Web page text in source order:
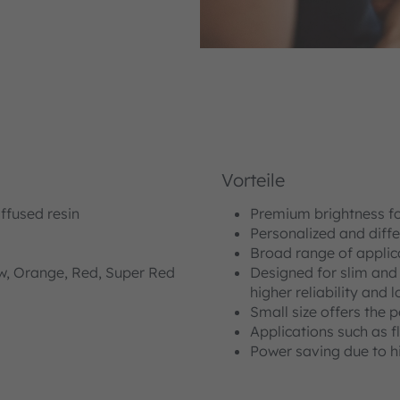
resin
Orange, Red, Super Red
Vorteile
Premium brightness
Personalized and
Broad range of
Designed for slim
higher reliability and
Small size offers the
Applications such as
Power saving due to